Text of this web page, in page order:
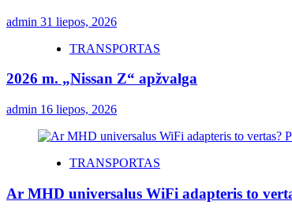
admin 31 liepos, 2026
TRANSPORTAS
2026 m. „Nissan Z“ apžvalga
admin 16 liepos, 2026
TRANSPORTAS
Ar MHD universalus WiFi adapteris to